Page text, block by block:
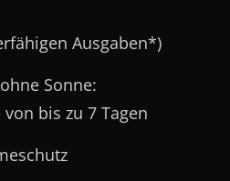
Ausgaben*)
Sonne:
bis zu 7 Tagen